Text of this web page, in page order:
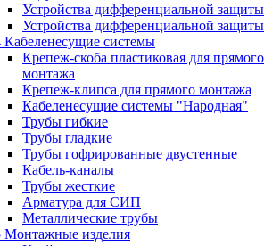
Устройства дифференциальной защиты
Устройства дифференциальной защиты
Кабеленесущие системы
Крепеж-скоба пластиковая для прямого
монтажа
Крепеж-клипса для прямого монтажа
Кабеленесущие системы "Народная"
Трубы гибкие
Трубы гладкие
Трубы гофрированные двустенные
Кабель-каналы
Трубы жесткие
Арматура для СИП
Металлические трубы
Монтажные изделия